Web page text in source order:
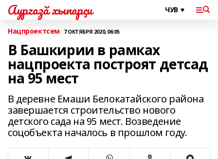
Аургазă хыпарçи
Нацпроектсем 7 ОКТЯБРЯ 2020, 06:05
В Башкирии в рамках
нацпроекта построят детсад
на 95 мест
В деревне Емаши Белокатайского района
завершается строительство нового
детского сада на 95 мест. Возведение
соцобъекта началось в прошлом году.